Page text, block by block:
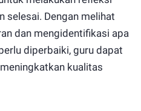
selesai. Dengan melihat
dan mengidentifikasi apa
diperbaiki, guru dapat
kualitas